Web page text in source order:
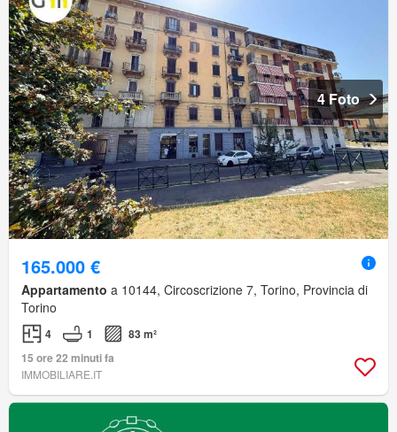
4 Foto
165.000 €
Appartamento a 10144, Circoscrizione 7, Torino, Provincia di
Torino
4 1
83 m²
15 ore 22 minuti fa
IMMOBILIARE.IT